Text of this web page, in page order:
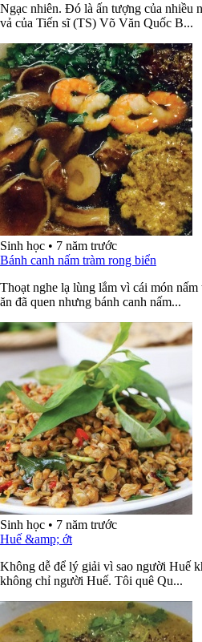
Ngạc nhiên. Đó là ấn tượng của nhiều
vả của Tiến sĩ (TS) Võ Văn Quốc B...
Sinh học • 7 năm trước
Bánh canh nấm tràm rong biển
Thoạt nghe lạ lùng lắm vì cái món
ăn đã quen nhưng bánh canh nấm...
Sinh học • 7 năm trước
Huế &amp; ớt
Không dễ để lý giải vì sao người Huế
không chỉ người Huế. Tôi quê Qu...